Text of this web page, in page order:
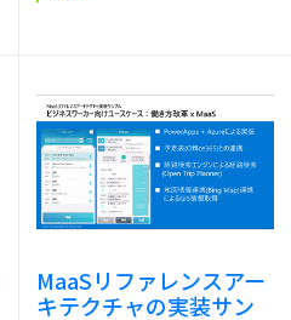
MaaSリファレンスアー
キテクチャの実装サン